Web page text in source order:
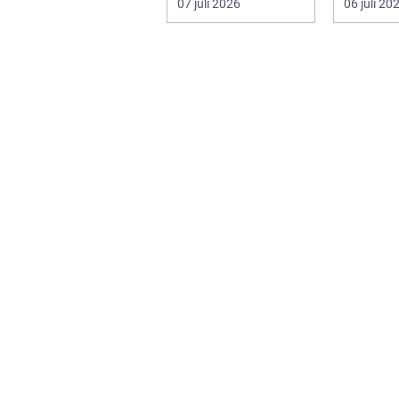
skyddar människo...
07 juli 2026
den s...
06 juli